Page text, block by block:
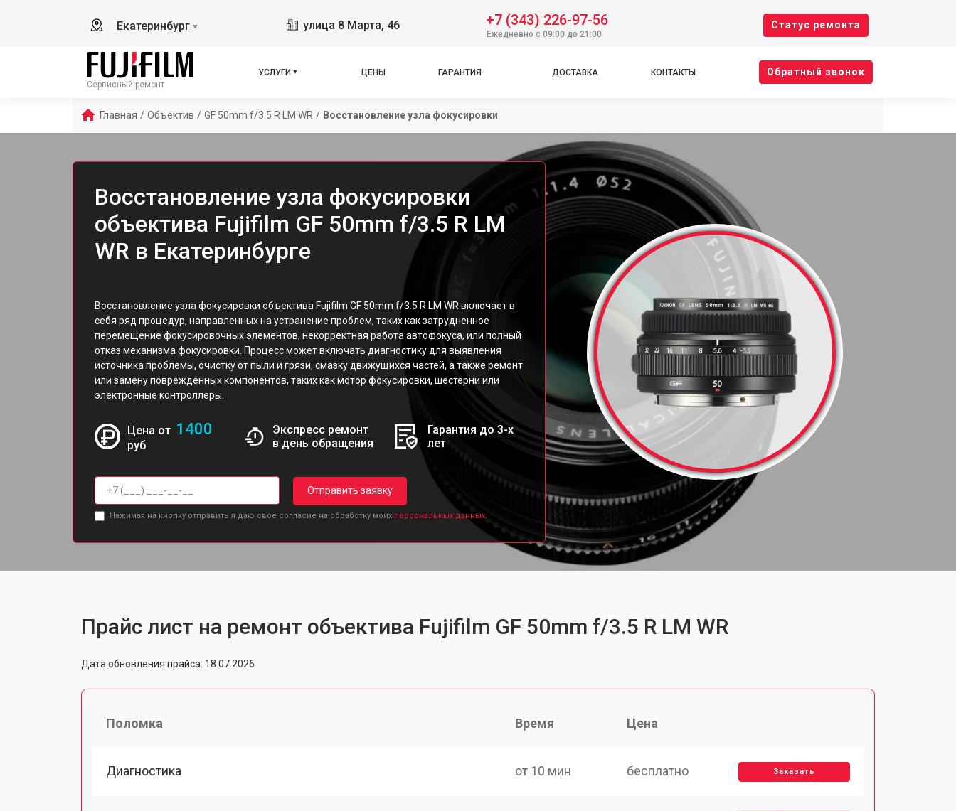
Екатеринбург ▼ улица 8 Марта, 46 +7 (343) 226-97-56
Ежедневно с 09:00 до 21:00
Cтатус ремонта
Сервисный ремонт
УСЛУГИ ЦЕНЫ ГАРАНТИЯ ДОСТАВКА КОНТАКТЫ Oбратный звонок
Главная / Объектив / GF 50mm f/3.5 R LM WR / Восстановление узла фокусировки
Восстановление узла фокусировки
объектива Fujifilm GF 50mm f/3.5 R LM
WR в Екатеринбурге
Восстановление узла фокусировки объектива Fujifilm GF 50mm f/3.5 R LM WR включает в
себя ряд процедур, направленных на устранение проблем, таких как затрудненное
перемещение фокусировочных элементов, некорректная работа автофокуса, или полный
отказ механизма фокусировки. Процесс может включать диагностику для выявления
источника проблемы, очистку от пыли и грязи, смазку движущихся частей, а также ремонт
или замену поврежденных компонентов, таких как мотор фокусировки, шестерни или
электронные контроллеры.
Цена от 1400
руб
Экспресс ремонт
в день обращения
Гарантия до 3-х
лет
Отправить заявку
Нажимая на кнопку отправить я даю свое согласие на обработку моих персональных данных.
Прайс лист на ремонт объектива Fujifilm GF 50mm f/3.5 R LM WR
Дата обновления прайса: 18.07.2026
Поломка Время Цена
Диагностика от 10 мин бесплатно Заказать